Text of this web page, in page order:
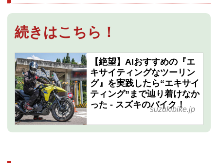
続きはこちら！
【絶望】AIおすすめの『エ
キサイティングなツーリン
グ』を実践したら“エキサイ
ティング”まで辿り着けなか
った - スズキのバイク！
suzukibike.jp